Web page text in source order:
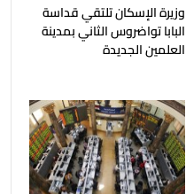
وزيرة الإسكان تلتقي قداسة
البابا تواضروس الثاني بمدينة
العلمين الجديدة